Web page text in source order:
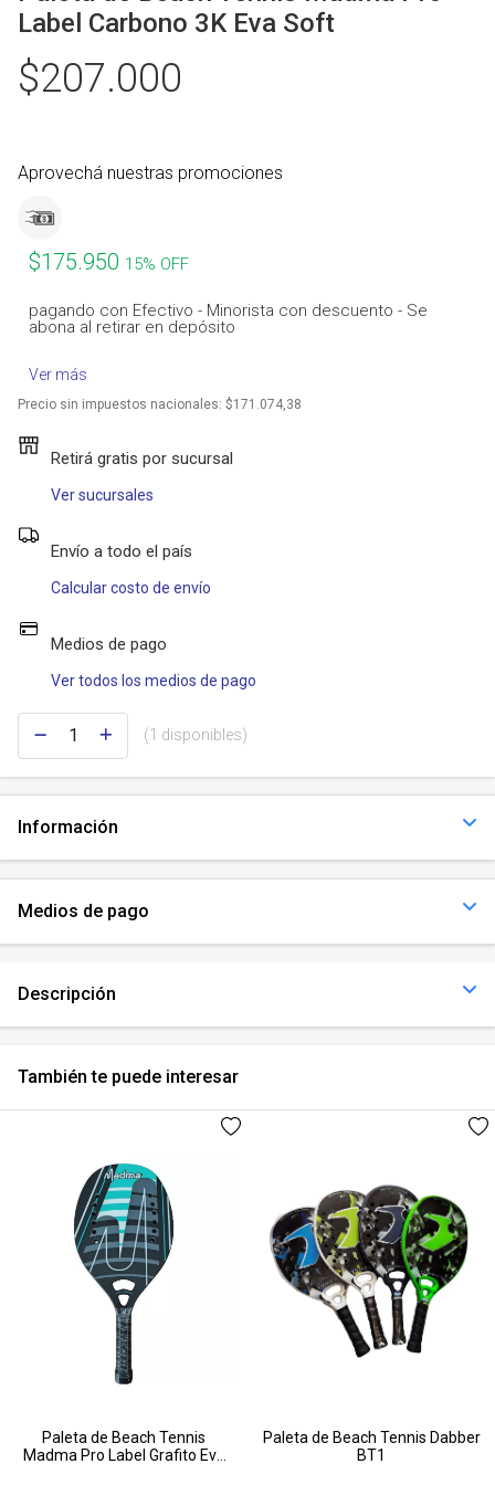
Muñequeras
Ver todos
Label Carbono 3K Eva Soft
$207.000
Aprovechá nuestras promociones
$175.950 15% OFF
pagando con Efectivo - Minorista con descuento - Se
abona al retirar en depósito
Ver más
Precio sin impuestos nacionales: $171.074,38
Retirá gratis por sucursal
Ver sucursales
Envío a todo el país
Calcular costo de envío
Medios de pago
Ver todos los medios de pago
(1 disponibles)
Información
Medios de pago
Descripción
También te puede interesar
Paleta de Beach Tennis
Madma Pro Label Grafito Eva
Paleta de Beach Tennis Dabber
BT1